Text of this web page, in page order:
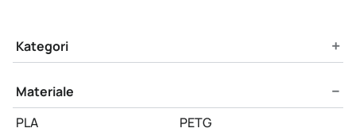
Product Filters
Kategori +
Materiale −
PLA
PETG